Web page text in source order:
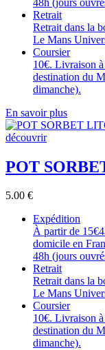
Retrait
Retrait dans la
Le Mans
Coursier
10€. Livraison
destination du
dimanche).
En savoir plus
découvrir
POT
5.00 €
Expédition
À partir de
domicile en
48h (jours
Retrait
Retrait dans la
Le Mans
Coursier
10€. Livraison
destination du
dimanche).